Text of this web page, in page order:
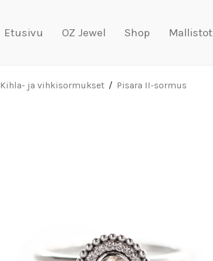
Etusivu OZ Jewel Shop Mallistot
Kihla- ja vihkisormukset / Pisara II-sormus